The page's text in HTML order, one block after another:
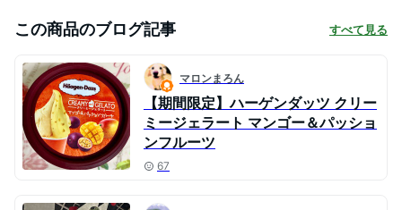
この商品のブログ記事 すべて見る
マロンまろん
【期間限定】ハーゲンダッツ クリー
ミージェラート マンゴー＆パッショ
ンフルーツ
67